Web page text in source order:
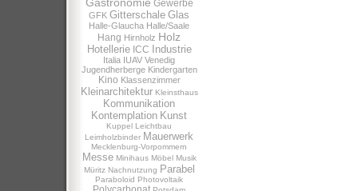
Gewerbe
GFK Gitterschale Glas
Halle-Glaucha Halle/Saale
Hang Hirnholz Holz
Hotellerie ICC Industrie
Italia IUAV Venedig
Jugendherberge Kindergarten
Kino Klassenzimmer
Kleinarchitektur Kleinsthaus
Kommunikation
Kontemplation Kunst
Kuppel Leichtbau
Leimholzbinder Mauerwerk
Mecklenburg-Vorpommern
Messe Minihaus Möbel Musik
Müritz Nachnutzung Parabel
Paraboloid Photovoltaik